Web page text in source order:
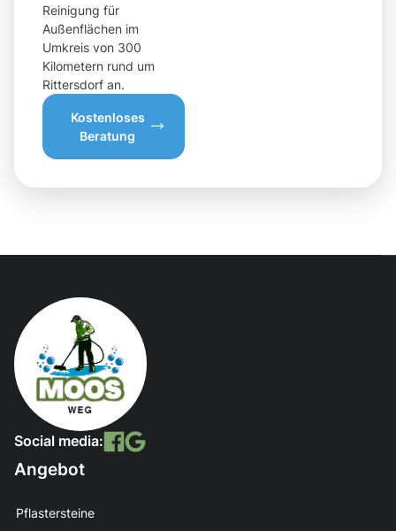
Reinigung für
Außenflächen im
Umkreis von 300
Kilometern rund um
Rittersdorf an.
Kostenloses
Beratung
Social media:
Angebot
Pflastersteine